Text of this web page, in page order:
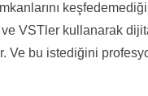
VSTler kullanarak
Ve bu istediğini